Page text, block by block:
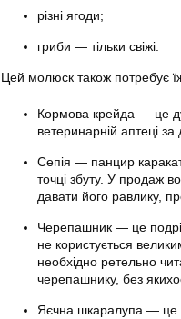
різні ягоди;
гриби — тільки свіжі.
Цей молюск також потребує
Кормова крейда — це
ветеринарній аптеці
Сепія — панцир
точці збуту. У продаж
давати його равлику,
Черепашник — це
не користується
необхідно ретельно
черепашнику, без
Яєчна шкаралупа — це